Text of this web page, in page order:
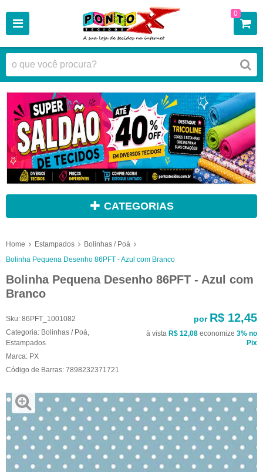
0
CATEGORIAS
Home Estampados
Bolinhas / Poá
Bolinha Pequena Desenho 86PFT - Azul com Branco
Bolinha Pequena Desenho 86PFT - Azul com
Branco
Sku: 86PFT_1001082
Categoria: Bolinhas / Poá,
Estampados
Marca: PX
Código de Barras: 7898232371721
por R$ 12,45
à vista R$ 12,08 economize 3% no
Pix